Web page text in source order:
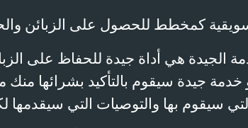
كمخطط للحصول على الزبائن
الجيدة هي أداة جيدة للحفاظ على
خدمة جيدة سيقوم بالتأكيد بشرائها
سيقوم بها والتوصيات التي